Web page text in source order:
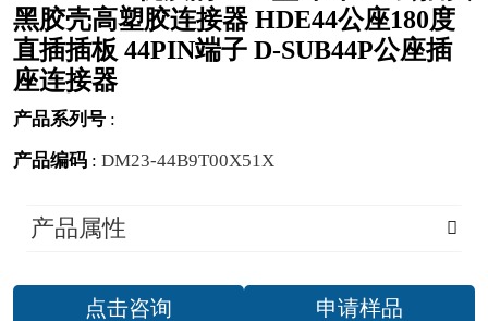
黑胶壳高塑胶连接器 HDE44公座180度
直插插板 44PIN端子 D-SUB44P公座插
座连接器
产品系列号 :
产品编码 : DM23-44B9T00X51X
产品属性
点击咨询 申请样品